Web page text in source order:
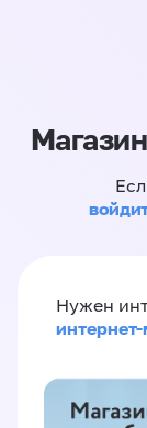
Нужен